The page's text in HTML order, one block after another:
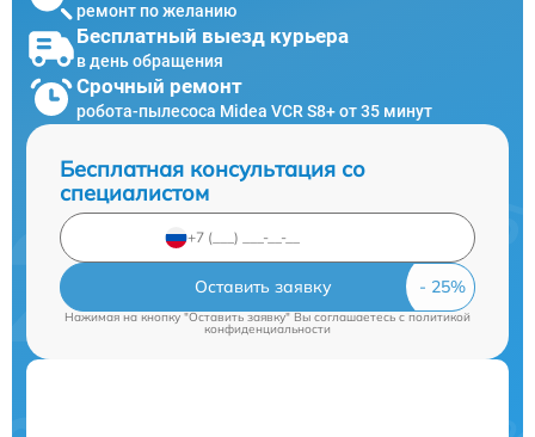
ремонт по желанию
Бесплатный выезд курьера
в день обращения
Срочный ремонт
робота-пылесоса Midea VCR S8+ от 35 минут
Бесплатная консультация со
специалистом
Оставить заявку
Нажимая на кнопку "Оставить заявку" Вы соглашаетесь cполитикой
конфиденциальности